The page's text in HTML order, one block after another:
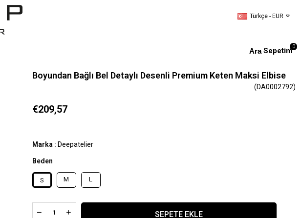
Türkçe - EUR
Sepetim0
Boyundan Bağlı Bel Detaylı Desenli Premium Keten Maksi Elbise
(DA0002792)
€209,57
Marka : Deepatelier
Beden
S M L